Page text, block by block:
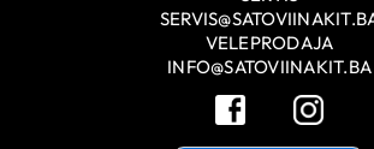
VELEPRODAJA
INFO@SATOVIINAKIT.BA